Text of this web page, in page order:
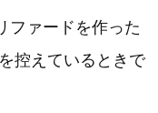
ファードを作った
控えているときで